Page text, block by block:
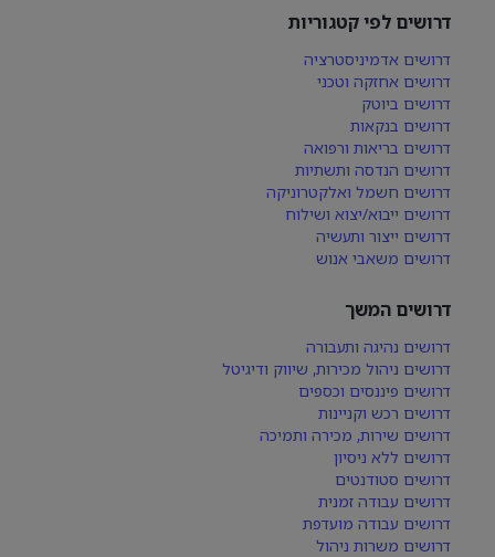
דרושים לפי קטגוריות
דרושים אדמיניסטרציה
דרושים אחזקה וטכני
דרושים ביוטק
דרושים בנקאות
דרושים בריאות ורפואה
דרושים הנדסה ותשתיות
דרושים חשמל ואלקטרוניקה
דרושים ייבוא/יצוא ושילוח
דרושים ייצור ותעשיה
דרושים משאבי אנוש
דרושים המשך
דרושים נהיגה ותעבורה
דרושים ניהול מכירות, שיווק ודיגיטל
דרושים פיננסים וכספים
דרושים רכש וקניינות
דרושים שירות, מכירה ותמיכה
דרושים ללא ניסיון
דרושים סטודנטים
דרושים עבודה זמנית
דרושים עבודה מועדפת
דרושים משרות ניהול